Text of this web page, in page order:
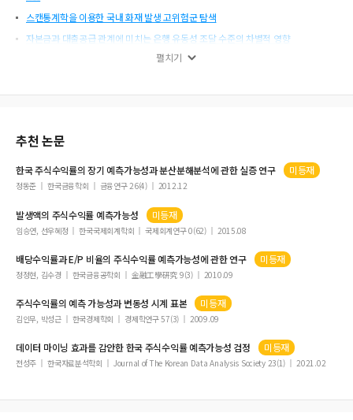
스캔통계학을 이용한 국내 화재 발생 고위험군 탐색
자본금과 대출공급 관계에 미치는 은행 유동성 조달 수준의 차별적 영향
대졸 초기 취업자의 직업만족도 변화에 관한 종단 연구
중년 이후 골관절염 성인의 건강 관련 삶의 질 영향 요인
Sequencing Relationships among Five Species of Hydrocotyle Based on Trn
L-TrnF Intergenic Spacer Gene
딥러닝을 이용한 공간예측
An Alternative Bivariate Negative Binomial Model based on Sarmanov famil
y
Drivers of Korea’s Gross Capital Flows
표본선택모형을 이용한 직장만족도 결정요인 분석
Asymmetric Dependence between Korean Sovereign CDS and VKOSPI
불균형 자료의 분류분석 방법별 성능 비교와 접근 전략 연구
펼치기
추천 논문
한국주식수익률의 장기예측가능성과 분산분해분석에 관한 실증 연구 미등재
정동준 한국금융학회 금융연구 26(4) 2012.12
발생액의 주식수익률예측가능성 미등재
임승연, 선우혜정 한국국제회계학회 국제회계연구 0(62) 2015.08
배당수익률과 E/P 비율의 주식수익률예측가능성에 관한 연구 미등재
정정현, 김수경 한국금융공학회 金融工學硏究 9(3) 2010.09
주식수익률의예측가능성과 변동성 시계 표본 미등재
김인무, 박성근 한국경제학회 경제학연구 57(3) 2009.09
데이터 마이닝 효과를 감안한 한국주식수익률예측가능성 검정 미등재
전성주 한국자료분석학회 Journal of The Korean Data Analysis Society 23(1) 2021.02